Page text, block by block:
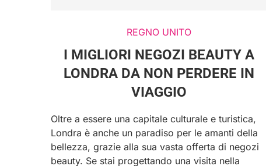
REGNO UNITO
I MIGLIORI NEGOZI BEAUTY A
LONDRA DA NON PERDERE IN
VIAGGIO
Oltre a essere una capitale culturale e turistica,
Londra è anche un paradiso per le amanti della
bellezza, grazie alla sua vasta offerta di negozi
beauty. Se stai progettando una visita nella